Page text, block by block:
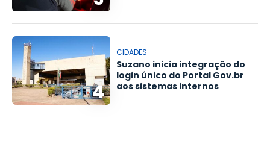
4
CIDADES
Suzano inicia integração do
login único do Portal Gov.br
aos sistemas internos